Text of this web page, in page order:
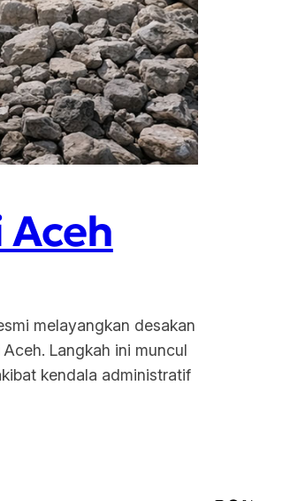
Aceh
melayangkan desakan
Langkah ini muncul
kendala administratif